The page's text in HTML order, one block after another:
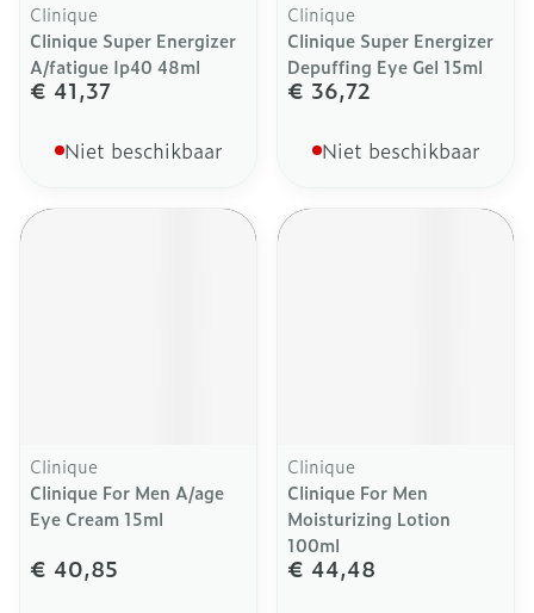
Clinique
Clinique Super Energizer
A/fatigue Ip40 48ml
€ 41,37
Niet beschikbaar
Clinique
Clinique Super Energizer
Depuffing Eye Gel 15ml
€ 36,72
Niet beschikbaar
Clinique
Clinique For Men A/age
Eye Cream 15ml
€ 40,85
Clinique
Clinique For Men
Moisturizing Lotion
100ml
€ 44,48